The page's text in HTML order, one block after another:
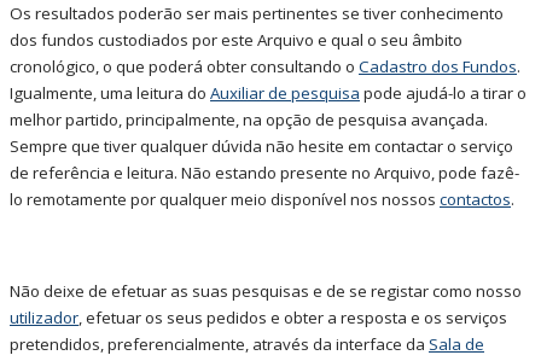
Os resultados poderão ser mais pertinentes se tiver conhecimento
dos fundos custodiados por este Arquivo e qual o seu âmbito
cronológico, o que poderá obter consultando o Cadastro dos Fundos.
Igualmente, uma leitura do Auxiliar de pesquisa pode ajudá-lo a tirar o
melhor partido, principalmente, na opção de pesquisa avançada.
Sempre que tiver qualquer dúvida não hesite em contactar o serviço
de referência e leitura. Não estando presente no Arquivo, pode fazê-
lo remotamente por qualquer meio disponível nos nossos contactos.
Não deixe de efetuar as suas pesquisas e de se registar como nosso
utilizador, efetuar os seus pedidos e obter a resposta e os serviços
pretendidos, preferencialmente, através da interface da Sala de